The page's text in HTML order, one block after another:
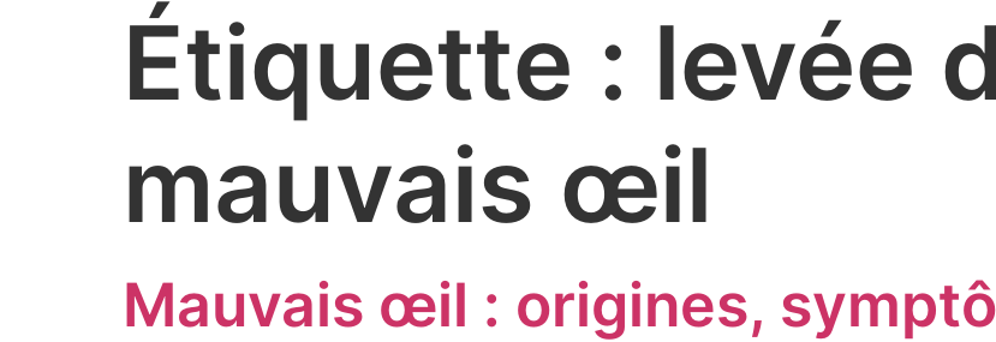
Étiquette : levée
mauvais œil
Mauvais œil : origines,